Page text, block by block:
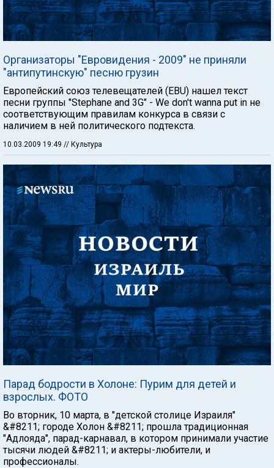
Организаторы "Евровидения - 2009" не приняли
"антипутинскую" песню грузин
Европейский союз телевещателей (EBU) нашел текст
песни группы "Stephane and 3G" - We don't wanna put in не
соответствующим правилам конкурса в связи с
наличием в ней политического подтекста.
10.03.2009 19:49 // Культура
Парад бодрости в Холоне: Пурим для детей и
взрослых. ФОТО
Во вторник, 10 марта, в "детской столице Израиля"
&#8211; городе Холон &#8211; прошла традиционная
"Адлояда", парад-карнавал, в котором принимали участие
тысячи людей &#8211; и актеры-любители, и
профессионалы.